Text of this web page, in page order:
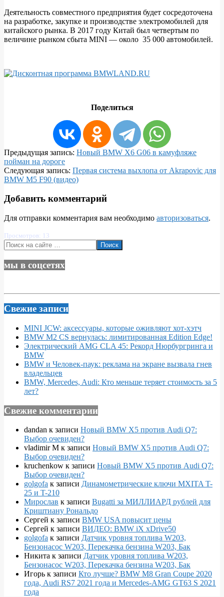
Деятельность совместного предприятия будет сосредоточена
на разработке, закупке и производстве электромобилей для
китайского рынка. В 2017 году Китай был четвертым по
величине рынком сбыта MINI — около 35 000 автомобилей.
Поделиться
2018-
07-
11
Предыдущая запись: Новый BMW X6 G06 в камуфляже
пойман на дороге
Следующая запись: Первая система выхлопа от Akrapovic для
BMW M5 F90 (видео)
Добавить комментарий
Для отправки комментария вам необходимо авторизоваться.
Просмотров: 13
Поиск
мы в соцсетях
Свежие записи
MINI JCW: аксессуары, которые оживляют хот-хэтч
BMW M2 CS вернулась: лимитированная Edition Edge!
Электрический AMG CLA 45: Рекорд Нюрбургринга и
BMW
BMW и Человек-паук: реклама на экране вызвала гнев
владельцев
BMW, Mercedes, Audi: Кто меньше теряет стоимость за 5
лет?
Свежие комментарии
dandan к записи Новый BMW X5 против Audi Q7:
Выбор очевиден?
vladimir M к записи Новый BMW X5 против Audi Q7:
Выбор очевиден?
kruchenkow к записи Новый BMW X5 против Audi Q7:
Выбор очевиден?
golgofa к записи Динамометрические ключи MXITA T-
25 и T-210
Мирослав к записи Bugatti за МИЛЛИАРД рублей для
Криштиану Рональдо
Сергей к записи BMW USA повысит цены
Сергей к записи ВИДЕО: BMW iX xDrive50
golgofa к записи Датчик уровня топлива W203,
Бензонасос W203, Перекачка бензина W203, Бак
Никита к записи Датчик уровня топлива W203,
Бензонасос W203, Перекачка бензина W203, Бак
Игорь к записи Кто лучше? BMW M8 Gran Coupe 2020
года, Audi RS7 2021 года и Mercedes-AMG GT63 S 2021
года